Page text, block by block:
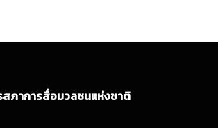
สภาการสื่อมวลชนแห่งชาติ